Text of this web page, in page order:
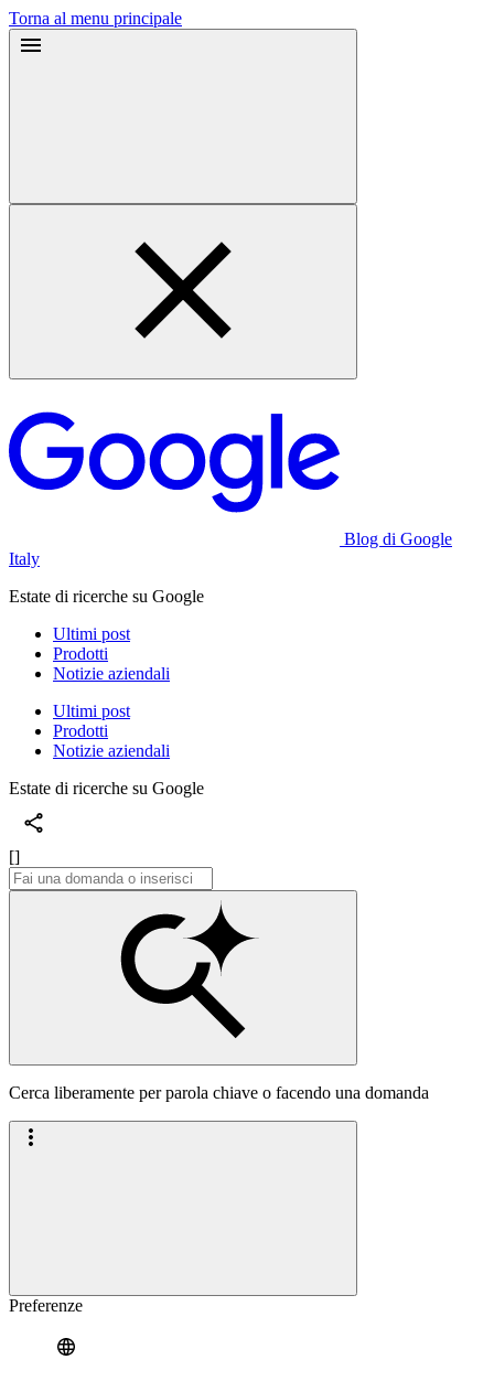
Torna al menu principale
Blog di Google
Italy
Estate di ricerche su Google
Ultimi post
Prodotti
Notizie aziendali
Ultimi post
Prodotti
Notizie aziendali
Estate di ricerche su Google
[]
Cerca liberamente per parola chiave o facendo una domanda
Preferenze